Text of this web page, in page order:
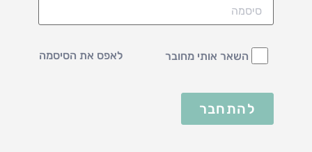
השאר אותי מחובר לאפס את הסיסמה
להתחבר